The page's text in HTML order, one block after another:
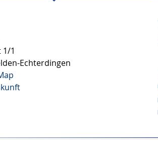
1
Echterdingen